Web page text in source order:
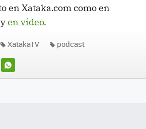
en Xataka.com como en
yen vídeo.
WHATSAPP
XatakaTV podcast